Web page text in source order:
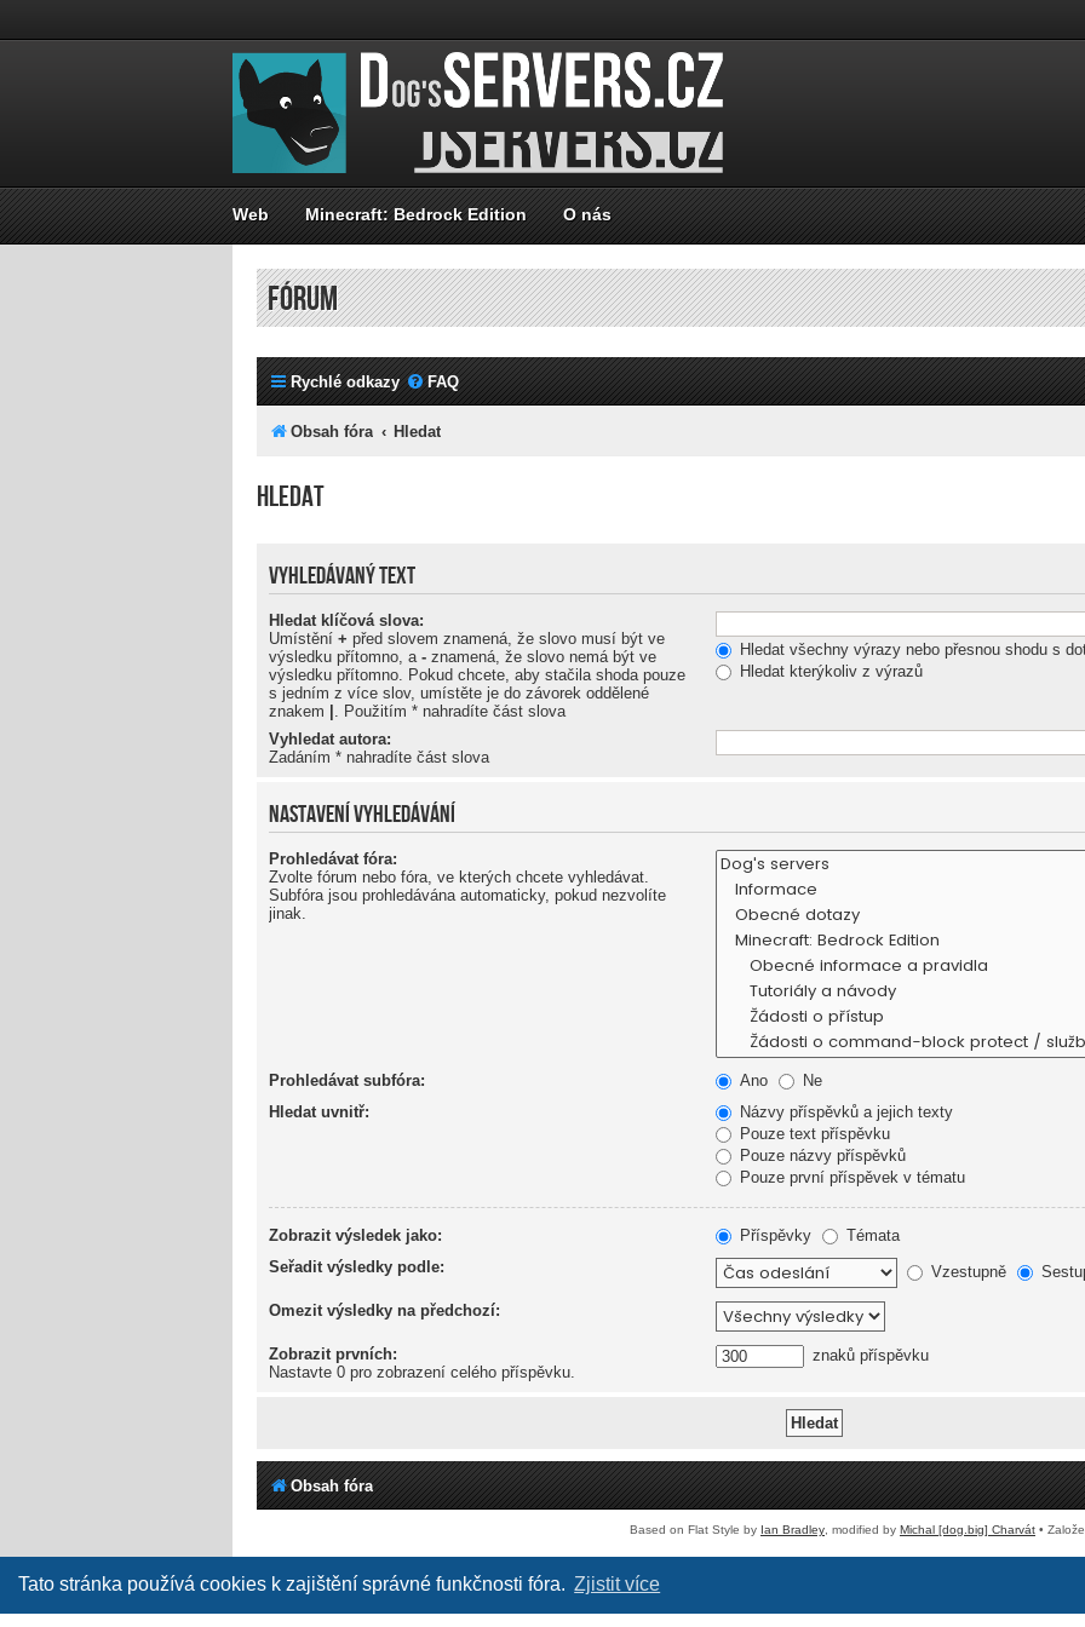
Tato stránka používá cookies k zajištění správné funkčnosti fóra. Zjistit více
Web Minecraft: Bedrock Edition O nás
FÓRUM
Rychlé odkazy FAQ
Obsah fóra Hledat
Hledat
VYHLEDÁVANÝ TEXT
Hledat klíčová slova:
Umístění + před slovem znamená, že slovo musí být ve
výsledku přítomno, a - znamená, že slovo nemá být ve
výsledku přítomno. Pokud chcete, aby stačila shoda pouze
s jedním z více slov, umístěte je do závorek oddělené
znakem
. Použitím * nahradíte část slova
Hledat všechny výrazy nebo přesnou shodu s
Hledat kterýkoliv z výrazů
Vyhledat autora:
Zadáním * nahradíte část slova
NASTAVENÍ VYHLEDÁVÁNÍ
Prohledávat fóra:
Zvolte fórum nebo fóra, ve kterých chcete vyhledávat.
Subfóra jsou prohledávána automaticky, pokud nezvolíte
jinak.
Prohledávat subfóra: Ano
Ne
Hledat uvnitř:
Názvy příspěvků a jejich texty
Pouze text příspěvku
Pouze názvy příspěvků
Pouze první příspěvek v tématu
Zobrazit výsledek jako: Příspěvky
Témata
Seřadit výsledky podle:
Vzestupně
Omezit výsledky na předchozí:
Zobrazit prvních:
Nastavte 0 pro zobrazení celého příspěvku.
znaků příspěvku
Obsah fóra
Based on Flat Style by Ian Bradley, modified by Michal [dog.big] Charvát •